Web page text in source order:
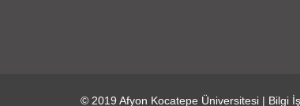
© 2019 Afyon Kocatepe Üniversitesi | Bilgi